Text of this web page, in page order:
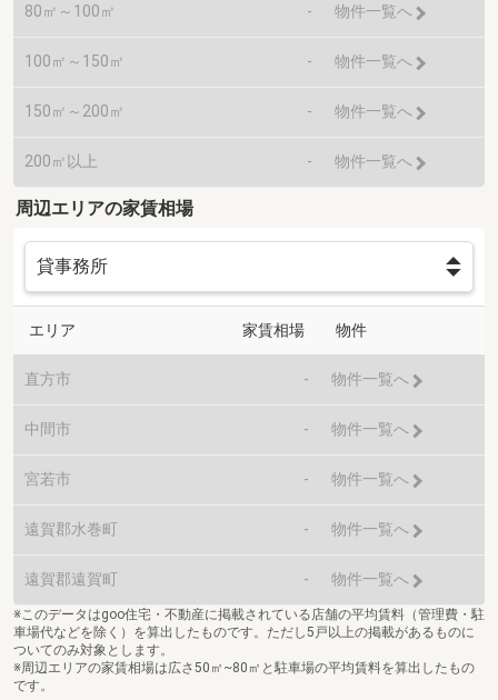
80㎡～100㎡ - 物件一覧へ
100㎡～150㎡ - 物件一覧へ
150㎡～200㎡ - 物件一覧へ
200㎡以上 - 物件一覧へ
周辺エリアの家賃相場
エリア 家賃相場 物件
直方市 - 物件一覧へ
中間市 - 物件一覧へ
宮若市 - 物件一覧へ
遠賀郡水巻町 - 物件一覧へ
遠賀郡遠賀町 - 物件一覧へ
※このデータはgoo住宅・不動産に掲載されている店舗の平均賃料（管理費・駐
車場代などを除く）を算出したものです。ただし5戸以上の掲載があるものに
ついてのみ対象とします。
※周辺エリアの家賃相場は広さ50㎡~80㎡と駐車場の平均賃料を算出したもの
です。